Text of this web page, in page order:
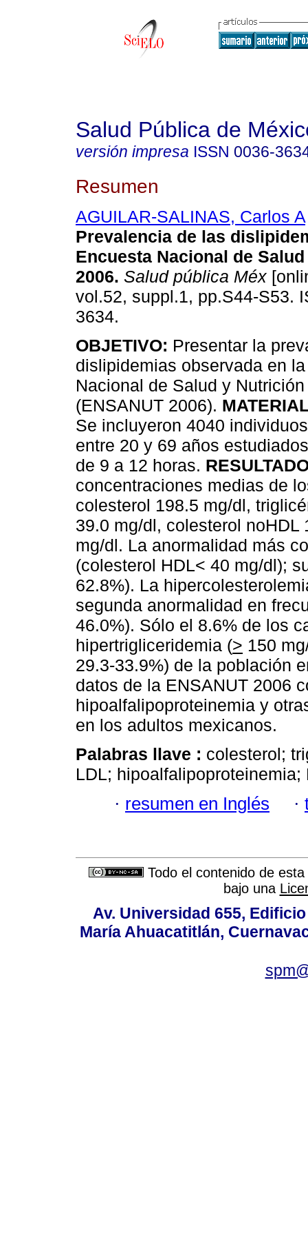
Salud Pública de
versión impresa ISSN 0036-
Resumen
AGUILAR-SALINAS, Carlos A
Prevalencia de las
Encuesta Nacional de
2006. Salud pública Méx
vol.52, suppl.1, pp.S44-S53.
3634.
OBJETIVO: Presentar la
dislipidemias observada en
Nacional de Salud y
(ENSANUT 2006).
Se incluyeron 4040
entre 20 y 69 años
de 9 a 12 horas.
concentraciones medias de
colesterol 198.5 mg/dl,
39.0 mg/dl, colesterol
mg/dl. La anormalidad más
(colesterol HDL< 40 mg/dl);
62.8%). La
segunda anormalidad en
46.0%). Sólo el 8.6% de los
hipertrigliceridemia (> 150
29.3-33.9%) de la población
datos de la ENSANUT 2006
hipoalfalipoproteinemia y
en los adultos mexicanos.
Palabras llave : colesterol;
LDL; hipoalfalipoproteinemia;
· resumen en Inglés ·
Todo el contenido de
bajo una
Av. Universidad 655,
María Ahuacatitlán,